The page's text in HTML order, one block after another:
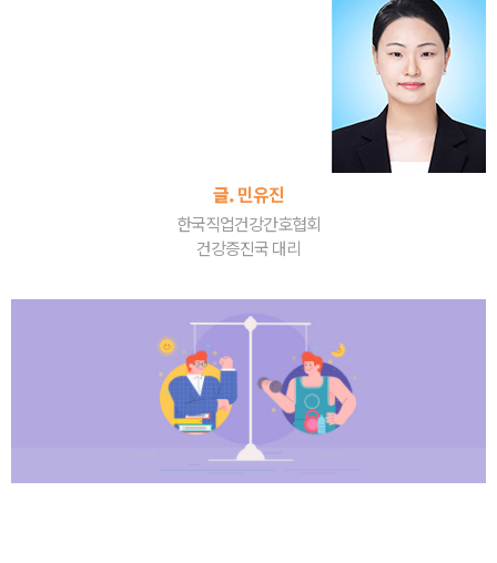
글.민유진
한국직업건강간호협회
건강증진국 대리